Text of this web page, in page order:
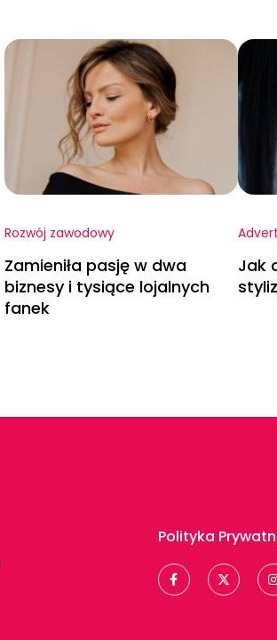
Rozwój zawodowy
Zamieniła pasję w dwa
biznesy i tysiące lojalnych
fanek
Jak
Polityka